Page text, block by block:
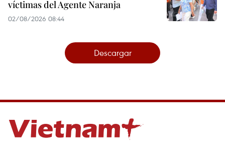
víctimas del Agente Naranja
02/08/2026 08:44
Descargar